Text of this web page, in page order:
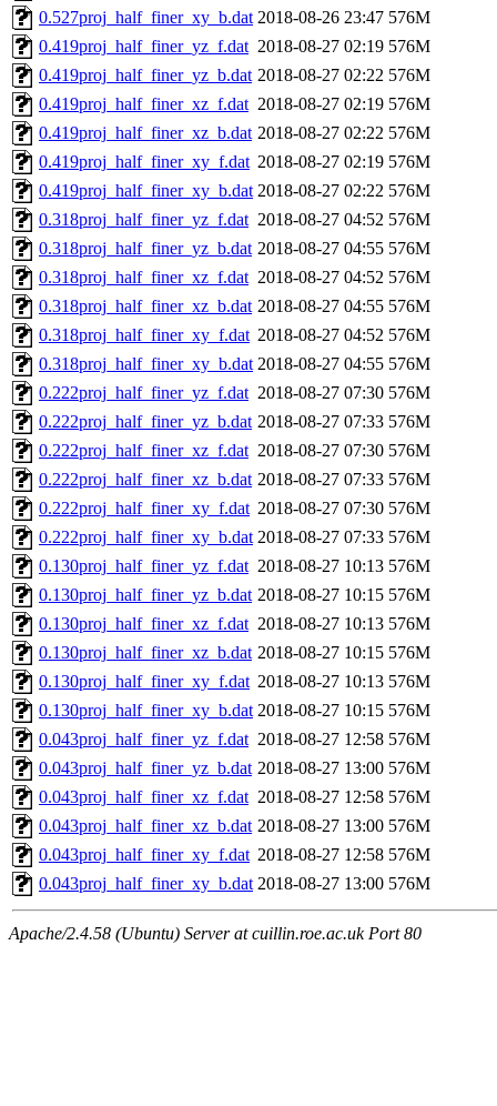
0.527proj_half_finer_xy_b.dat 2018-08-26 23:47 576M
0.419proj_half_finer_yz_f.dat 2018-08-27 02:19 576M
0.419proj_half_finer_yz_b.dat 2018-08-27 02:22 576M
0.419proj_half_finer_xz_f.dat 2018-08-27 02:19 576M
0.419proj_half_finer_xz_b.dat 2018-08-27 02:22 576M
0.419proj_half_finer_xy_f.dat 2018-08-27 02:19 576M
0.419proj_half_finer_xy_b.dat 2018-08-27 02:22 576M
0.318proj_half_finer_yz_f.dat 2018-08-27 04:52 576M
0.318proj_half_finer_yz_b.dat 2018-08-27 04:55 576M
0.318proj_half_finer_xz_f.dat 2018-08-27 04:52 576M
0.318proj_half_finer_xz_b.dat 2018-08-27 04:55 576M
0.318proj_half_finer_xy_f.dat 2018-08-27 04:52 576M
0.318proj_half_finer_xy_b.dat 2018-08-27 04:55 576M
0.222proj_half_finer_yz_f.dat 2018-08-27 07:30 576M
0.222proj_half_finer_yz_b.dat 2018-08-27 07:33 576M
0.222proj_half_finer_xz_f.dat 2018-08-27 07:30 576M
0.222proj_half_finer_xz_b.dat 2018-08-27 07:33 576M
0.222proj_half_finer_xy_f.dat 2018-08-27 07:30 576M
0.222proj_half_finer_xy_b.dat 2018-08-27 07:33 576M
0.130proj_half_finer_yz_f.dat 2018-08-27 10:13 576M
0.130proj_half_finer_yz_b.dat 2018-08-27 10:15 576M
0.130proj_half_finer_xz_f.dat 2018-08-27 10:13 576M
0.130proj_half_finer_xz_b.dat 2018-08-27 10:15 576M
0.130proj_half_finer_xy_f.dat 2018-08-27 10:13 576M
0.130proj_half_finer_xy_b.dat 2018-08-27 10:15 576M
0.043proj_half_finer_yz_f.dat 2018-08-27 12:58 576M
0.043proj_half_finer_yz_b.dat 2018-08-27 13:00 576M
0.043proj_half_finer_xz_f.dat 2018-08-27 12:58 576M
0.043proj_half_finer_xz_b.dat 2018-08-27 13:00 576M
0.043proj_half_finer_xy_f.dat 2018-08-27 12:58 576M
0.043proj_half_finer_xy_b.dat 2018-08-27 13:00 576M
Apache/2.4.58 (Ubuntu) Server at cuillin.roe.ac.uk Port 80